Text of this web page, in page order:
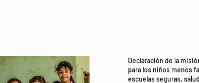
Declaración de la
para los niños menos
escuelas seguras,